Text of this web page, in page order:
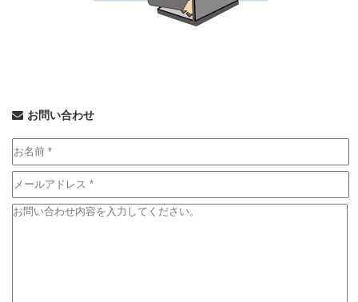
お問い合わせ